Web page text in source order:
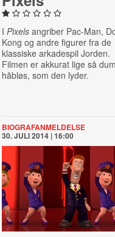
IPixels angriber Pac-Man,
Kong og andre figurer fra de
klassiske arkadespil Jorden.
Filmen er akkurat lige så
håbløs, som den lyder.
BIOGRAFANMELDELSE
30. JULI 2014 | 16:00